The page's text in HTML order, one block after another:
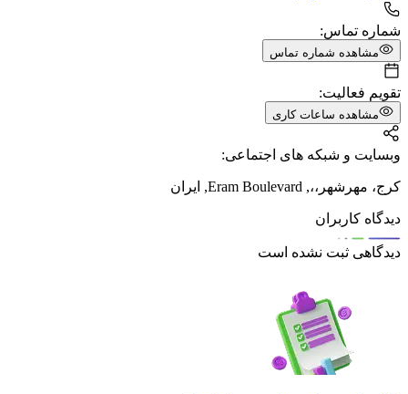
شماره تماس:
مشاهده شماره تماس
تقویم فعالیت:
مشاهده ساعات کاری
وبسایت و شبکه های اجتماعی:
کرج، مهرشهر،،, Eram Boulevard, ایران
دیدگاه کاربران
دیدگاهی ثبت نشده است